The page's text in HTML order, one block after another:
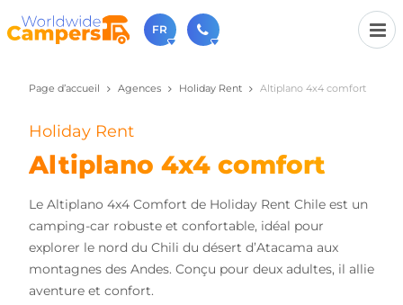
FR
+31 030-6974964
17h).
sales@worldwidecampers.com
Vous pouvez également nous envoyer un e-mail.
Page d’accueil Agences Holiday Rent Altiplano 4x4 comfort
Holiday Rent
Altiplano 4x4 comfort
Le Altiplano 4x4 Comfort de Holiday Rent Chile est un
camping-car robuste et confortable, idéal pour
explorer le nord du Chili du désert d’Atacama aux
montagnes des Andes. Conçu pour deux adultes, il allie
aventure et confort.